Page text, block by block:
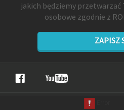
jakich będziemy przetwarzać
osobowe zgodnie z
ZAPISZ